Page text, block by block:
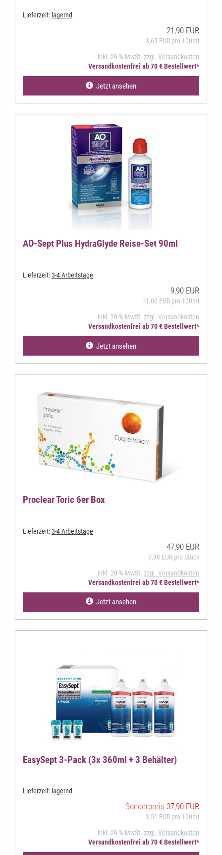
Lieferzeit: lagernd
21,90 EUR
3,65 EUR pro 100ml
inkl. 20 % MwSt. zzgl. Versandkosten
Versandkostenfrei ab 70 € Bestellwert*
Jetzt ansehen
AO-Sept Plus HydraGlyde Reise-Set 90ml
Lieferzeit:3-4 Arbeitstage
9,90 EUR
11,00 EUR pro 100ml
inkl. 20 % MwSt. zzgl. Versandkosten
Versandkostenfrei ab 70 € Bestellwert*
Jetzt ansehen
Proclear Toric 6er Box
Lieferzeit:3-4 Arbeitstage
47,90 EUR
7,98 EUR pro Stück
inkl. 20 % MwSt. zzgl. Versandkosten
Versandkostenfrei ab 70 € Bestellwert*
Jetzt ansehen
EasySept 3-Pack (3x 360ml + 3 Behälter)
Lieferzeit: lagernd
Sonderpreis 37,90 EUR
3,51 EUR pro 100ml
inkl. 20 % MwSt. zzgl. Versandkosten
Versandkostenfrei ab 70 € Bestellwert*